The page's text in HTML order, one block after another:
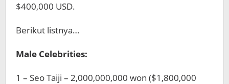
$400,000 USD.
Berikut listnya…
Male Celebrities:
1 – Seo Taiji – 2,000,000,000 won ($1,800,000